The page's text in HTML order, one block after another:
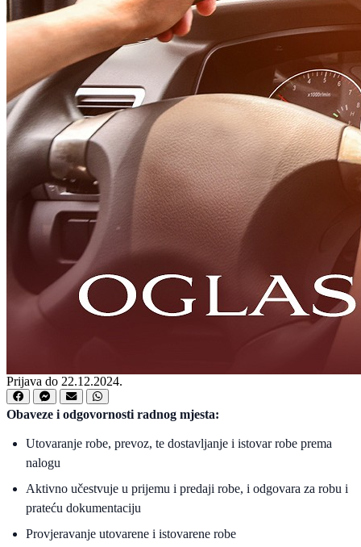
Prijava do 22.12.2024.
Obaveze i odgovornosti radnog mjesta:
Utovaranje robe, prevoz, te dostavljanje i istovar robe prema
nalogu
Aktivno učestvuje u prijemu i predaji robe, i odgovara za robu i
prateću dokumentaciju
Provjeravanje utovarene i istovarene robe